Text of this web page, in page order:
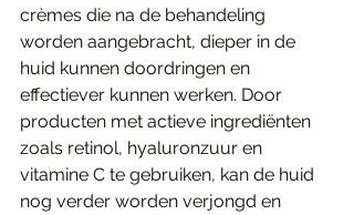
crèmes die na de behandeling
worden aangebracht, dieper in de
huid kunnen doordringen en
effectiever kunnen werken. Door
producten met actieve ingrediënten
zoals retinol, hyaluronzuur en
vitamine C te gebruiken, kan de huid
nog verder worden verjongd en